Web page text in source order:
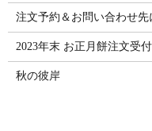
注文予約＆お問い合わせ先
2023年末 お正月餅注文受
秋の彼岸